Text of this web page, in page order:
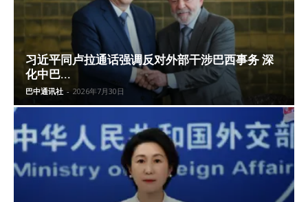
习近平同卢拉通话强调反对外部干涉巴西事务 深
化中巴...
巴中通讯社 - 2026年7月30日